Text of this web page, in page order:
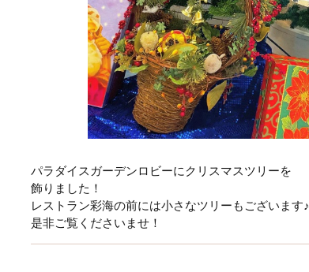
パラダイスガーデンロビーにクリスマスツリーを
飾りました！
レストラン彩海の前には小さなツリーもございます♪
是非ご覧くださいませ！